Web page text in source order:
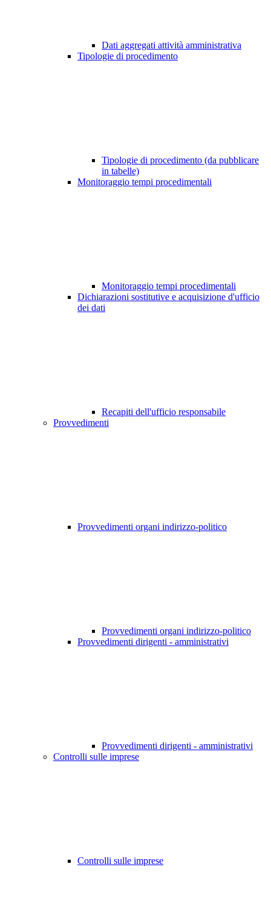
Dati aggregati attività amministrativa
Tipologie di procedimento
Tipologie di procedimento (da pubblicare
in tabelle)
Monitoraggio tempi procedimentali
Monitoraggio tempi procedimentali
Dichiarazioni sostitutive e acquisizione d'ufficio
dei dati
Recapiti dell'ufficio responsabile
Provvedimenti
Provvedimenti organi indirizzo-politico
Provvedimenti organi indirizzo-politico
Provvedimenti dirigenti - amministrativi
Provvedimenti dirigenti - amministrativi
Controlli sulle imprese
Controlli sulle imprese